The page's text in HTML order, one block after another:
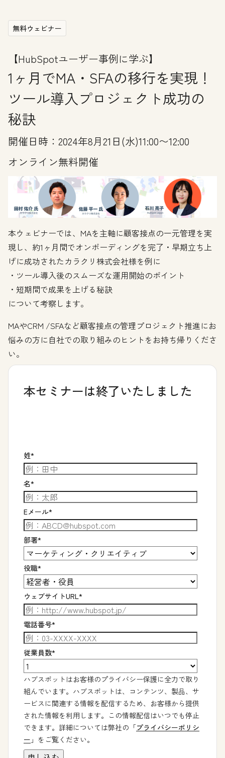
無料ウェビナー
【HubSpotユーザー事例に学ぶ】
1ヶ月でMA・SFAの移行を実現！
ツール導入プロジェクト成功の
秘訣
開催日時：2024年8月21日(水)11:00〜12:00
オンライン無料開催
本ウェビナーでは、MAを主軸に顧客接点の一元管理を実
現し、約1ヶ月間でオンボーディングを完了・早期立ち上
げに成功されたカラクリ株式会社様を例に
・ツール導入後のスムーズな運用開始のポイント
・短期間で成果を上げる秘訣
について考察します。
MAやCRM /SFAなど顧客接点の管理プロジェクト推進にお
悩みの方に自社での取り組みのヒントをお持ち帰りくださ
い。
本セミナーは終了いたしました
姓*
名*
Eメール*
部署*
役職*
ウェブサイトURL*
電話番号*
従業員数*
ハブスポットはお客様のプライバシー保護に全力で取り
組んでいます。ハブスポットは、コンテンツ、製品、サ
ービスに関連する情報を配信するため、お客様から提供
された情報を利用します。この情報配信はいつでも停止
できます。詳細については弊社の「プライバシーポリシ
ー 」をご覧ください。